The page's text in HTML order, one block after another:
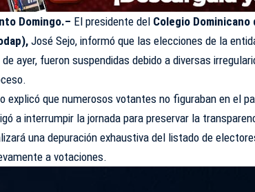
Domingo.– El presidente del Colegio
José Sejo, informó que las elecciones de la
de ayer, fueron suspendidas debido a diversas
explicó que numerosos votantes no figuraban en el
a interrumpir la jornada para preservar la
una depuración exhaustiva del listado de
a votaciones.